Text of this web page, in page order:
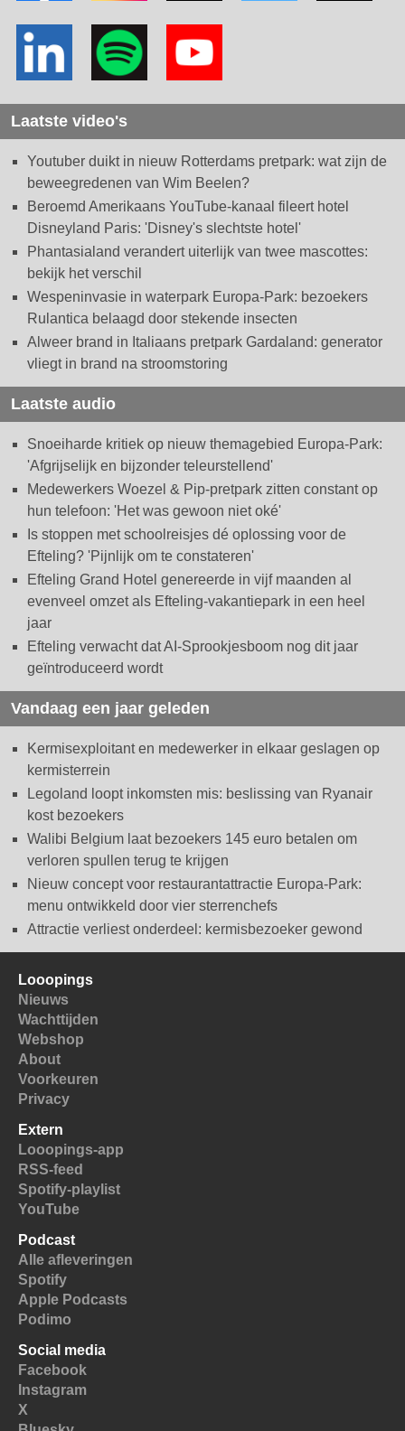
Laatste video's
Youtuber duikt in nieuw Rotterdams pretpark: wat zijn de
beweegredenen van Wim Beelen?
Beroemd Amerikaans YouTube-kanaal fileert hotel
Disneyland Paris: 'Disney's slechtste hotel'
Phantasialand verandert uiterlijk van twee mascottes:
bekijk het verschil
Wespeninvasie in waterpark Europa-Park: bezoekers
Rulantica belaagd door stekende insecten
Alweer brand in Italiaans pretpark Gardaland: generator
vliegt in brand na stroomstoring
Laatste audio
Snoeiharde kritiek op nieuw themagebied Europa-Park:
'Afgrijselijk en bijzonder teleurstellend'
Medewerkers Woezel & Pip-pretpark zitten constant op
hun telefoon: 'Het was gewoon niet oké'
Is stoppen met schoolreisjes dé oplossing voor de
Efteling? 'Pijnlijk om te constateren'
Efteling Grand Hotel genereerde in vijf maanden al
evenveel omzet als Efteling-vakantiepark in een heel
jaar
Efteling verwacht dat AI-Sprookjesboom nog dit jaar
geïntroduceerd wordt
Vandaag een jaar geleden
Kermisexploitant en medewerker in elkaar geslagen op
kermisterrein
Legoland loopt inkomsten mis: beslissing van Ryanair
kost bezoekers
Walibi Belgium laat bezoekers 145 euro betalen om
verloren spullen terug te krijgen
Nieuw concept voor restaurantattractie Europa-Park:
menu ontwikkeld door vier sterrenchefs
Attractie verliest onderdeel: kermisbezoeker gewond
Looopings
Nieuws
Wachttijden
Webshop
About
Voorkeuren
Privacy
Extern
Looopings-app
RSS-feed
Spotify-playlist
YouTube
Podcast
Alle afleveringen
Spotify
Apple Podcasts
Podimo
Social media
Facebook
Instagram
X